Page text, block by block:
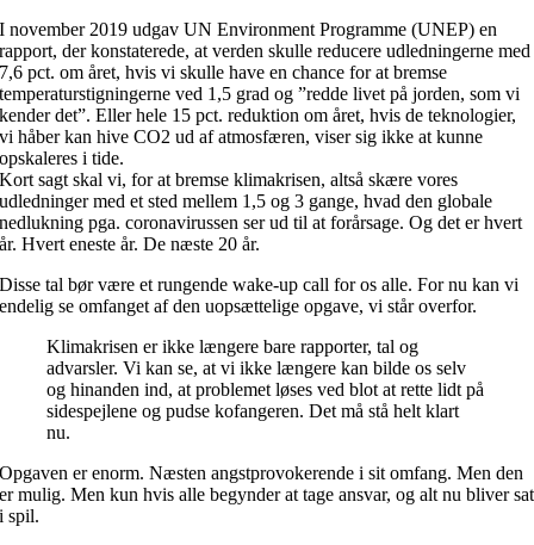
I november 2019 udgav UN Environment Programme (UNEP) en
rapport, der konstaterede, at verden skulle reducere udledningerne med
7,6 pct. om året, hvis vi skulle have en chance for at bremse
temperaturstigningerne ved 1,5 grad og ”redde livet på jorden, som vi
kender det”. Eller hele 15 pct. reduktion om året, hvis de teknologier,
vi håber kan hive CO2 ud af atmosfæren, viser sig ikke at kunne
opskaleres i tide.
Kort sagt skal vi, for at bremse klimakrisen, altså skære vores
udledninger med et sted mellem 1,5 og 3 gange, hvad den globale
nedlukning pga. coronavirussen ser ud til at forårsage. Og det er hvert
år. Hvert eneste år. De næste 20 år.
Disse tal bør være et rungende wake-up call for os alle. For nu kan vi
endelig se omfanget af den uopsættelige opgave, vi står overfor.
Klimakrisen er ikke længere bare rapporter, tal og
advarsler. Vi kan se, at vi ikke længere kan bilde os selv
og hinanden ind, at problemet løses ved blot at rette lidt på
sidespejlene og pudse kofangeren. Det må stå helt klart
nu.
Opgaven er enorm. Næsten angstprovokerende i sit omfang. Men den
er mulig. Men kun hvis alle begynder at tage ansvar, og alt nu bliver sat
i spil.